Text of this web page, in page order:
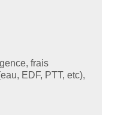
frais
EDF, PTT, etc),